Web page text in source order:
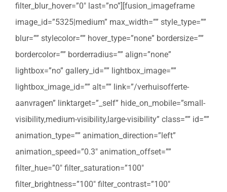
filter_blur_hover=”0″ last=”no”][fusion_imageframe
image_id=”5325|medium” max_width=”” style_type=””
blur=”” stylecolor=”” hover_type=”none” bordersize=””
bordercolor=”” borderradius=”” align=”none”
lightbox=”no” gallery_id=”” lightbox_image=””
lightbox_image_id=”” alt=”” link=”/verhuisofferte-
aanvragen” linktarget=”_self” hide_on_mobile=”small-
visibility,medium-visibility,large-visibility” class=”” id=””
animation_type=”” animation_direction=”left”
animation_speed=”0.3″ animation_offset=””
filter_hue=”0″ filter_saturation=”100″
filter_brightness=”100″ filter_contrast=”100″